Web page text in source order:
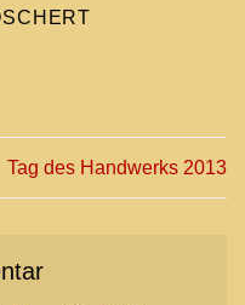
Tag des Handwerks 2013